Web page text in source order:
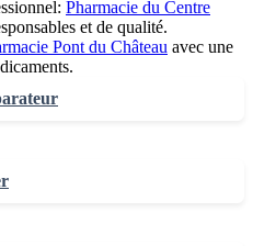
Pharmacie du Centre
et de qualité.
Pont du Château avec une